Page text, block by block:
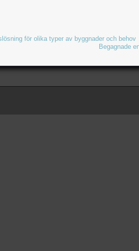
för olika typer av byggnader och behov
Begagnade